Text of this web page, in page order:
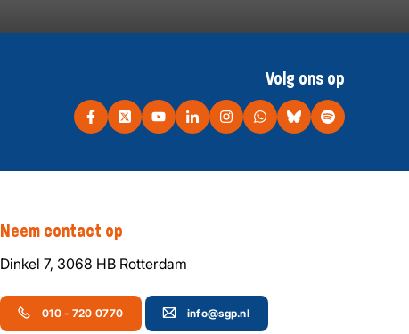
Volg ons op
Neem contact op
Dinkel 7, 3068 HB Rotterdam
010 - 720 0770 info@sgp.nl